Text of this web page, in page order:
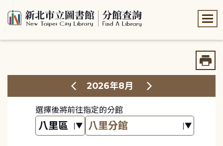
2026年8月
選擇後將前往指定的分館